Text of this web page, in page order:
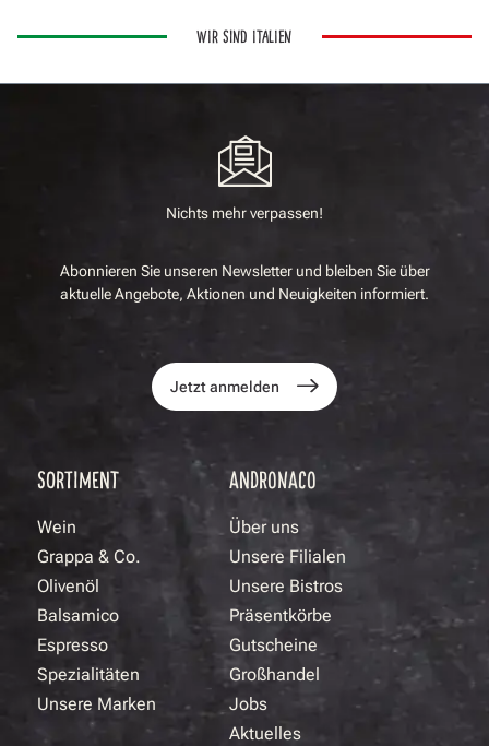
WIR SIND ITALIEN
Nichts mehr verpassen!
Abonnieren Sie unseren Newsletter und bleiben Sie über
aktuelle Angebote, Aktionen und Neuigkeiten informiert.
Jetzt anmelden
SORTIMENT
Wein
Grappa & Co.
Olivenöl
Balsamico
Espresso
Spezialitäten
Unsere Marken
ANDRONACO
Über uns
Unsere Filialen
Unsere Bistros
Präsentkörbe
Gutscheine
Großhandel
Jobs
Aktuelles